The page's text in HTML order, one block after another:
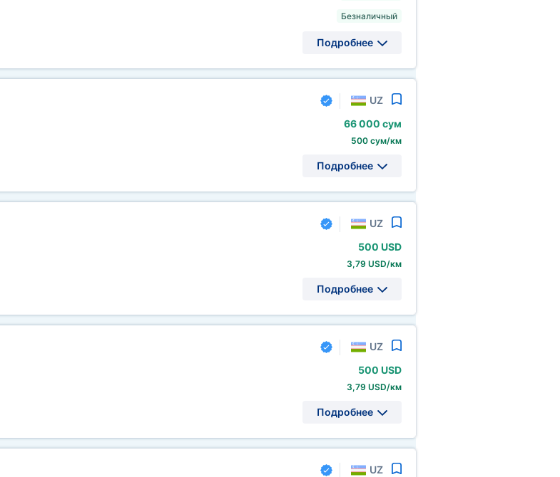
Безналичный
Подробнее
UZ
66 000 сум
500 сум/км
Подробнее
UZ
500 USD
3,79 USD/км
Подробнее
UZ
500 USD
3,79 USD/км
Подробнее
UZ